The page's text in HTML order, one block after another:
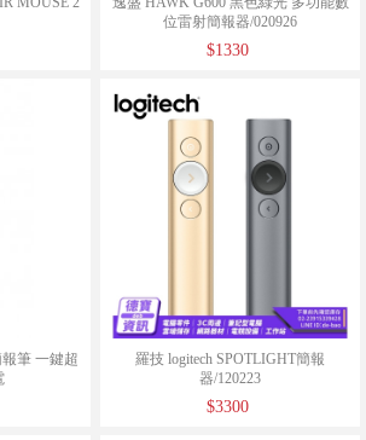
位雷射簡報器/020926
$1330
筆 一鍵超
羅技 logitech SPOTLIGHT簡報
器/120223
$3300